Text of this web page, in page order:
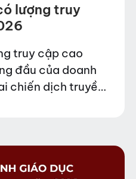
lượng truy
truy cập cao
đầu của doanh
chiến dịch truyền